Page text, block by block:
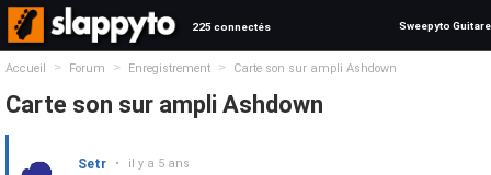
225 connectés Sweepyto Guitare
Accueil > Forum > Enregistrement > Carte son sur ampli Ashdown
Carte son sur ampli Ashdown
Setr • il y a 5 ans